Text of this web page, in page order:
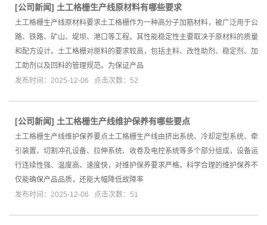
[公司新闻] 土工格栅生产线原材料有哪些要求
土工格栅生产线原材料要求土工格栅作为一种高分子加筋材料，被广泛用于公
路、铁路、矿山、堤坝、港口等工程。其性能稳定性主要取决于原材料的质量
和配方设计。土工格栅对原料的要求较高，包括主料、改性助剂、稳定剂、加
工助剂以及回料的管理规范。为保证产品
发布时间：2025-12-06 点击次数：52
[公司新闻] 土工格栅生产线维护保养有哪些要点
土工格栅生产线维护保养要点土工格栅生产线由挤出系统、冷却定型系统、牵
引装置、切割冲孔设备、拉伸系统、收卷及电控系统等多个部分组成，设备运
行连续性强、温度高、速度快，对维护保养要求严格。科学合理的维护保养不
仅能确保产品品质，还能大幅降低故障率
发布时间：2025-12-06 点击次数：51